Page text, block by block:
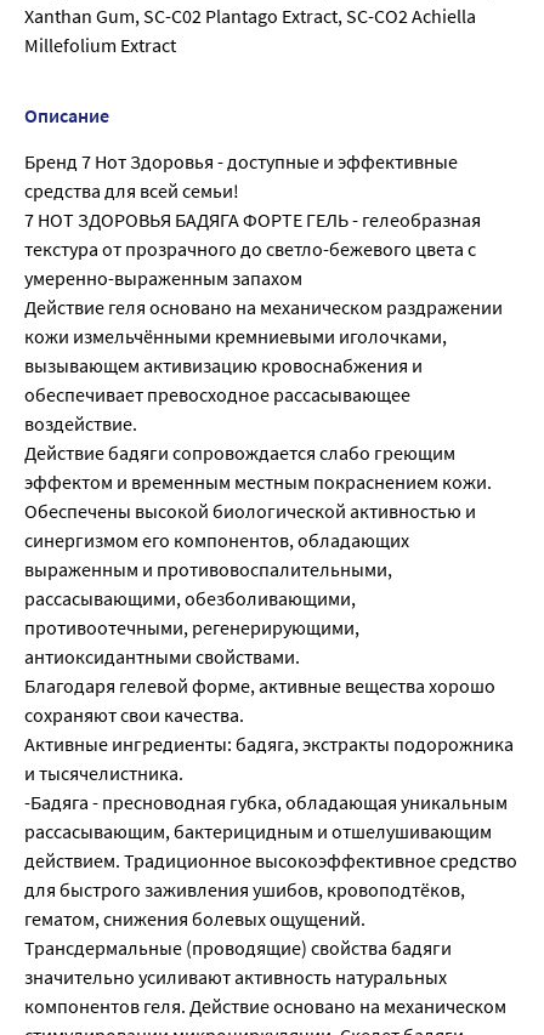
Xanthan Gum, SC-C02 Plantago Extract, SC-CO2 Achiella
Millefolium Extract
Описание
Бренд 7 Нот Здоровья - доступные и эффективные
средства для всей семьи!
7 НОТ ЗДОРОВЬЯ БАДЯГА ФОРТЕ ГЕЛЬ - гелеобразная
текстура от прозрачного до светло-бежевого цвета с
умеренно-выраженным запахом
Действие геля основано на механическом раздражении
кожи измельчёнными кремниевыми иголочками,
вызывающем активизацию кровоснабжения и
обеспечивает превосходное рассасывающее
воздействие.
Действие бадяги сопровождается слабо греющим
эффектом и временным местным покраснением кожи.
Обеспечены высокой биологической активностью и
синергизмом его компонентов, обладающих
выраженным и противовоспалительными,
рассасывающими, обезболивающими,
противоотечными, регенерирующими,
антиоксидантными свойствами.
Благодаря гелевой форме, активные вещества хорошо
сохраняют свои качества.
Активные ингредиенты: бадяга, экстракты подорожника
и тысячелистника.
-Бадяга - пресноводная губка, обладающая уникальным
рассасывающим, бактерицидным и отшелушивающим
действием. Традиционное высокоэффективное средство
для быстрого заживления ушибов, кровоподтёков,
гематом, снижения болевых ощущений.
Трансдермальные (проводящие) свойства бадяги
значительно усиливают активность натуральных
компонентов геля. Действие основано на механическом